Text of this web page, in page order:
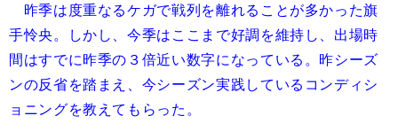
昨季は度重なるケガで戦列を離れることが多かった旗
手怜央。しかし、今季はここまで好調を維持し、出場時
間はすでに昨季の３倍近い数字になっている。昨シーズ
ンの反省を踏まえ、今シーズン実践しているコンディシ
ョニングを教えてもらった。